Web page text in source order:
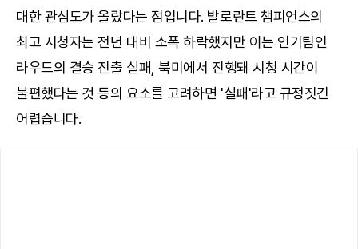
대한 관심도가 올랐다는 점입니다. 발로란트 챔피언스의
최고 시청자는 전년 대비 소폭 하락했지만 이는 인기팀인
라우드의 결승 진출 실패, 북미에서 진행돼 시청 시간이
불편했다는 것 등의 요소를 고려하면 '실패'라고 규정짓긴
어렵습니다.